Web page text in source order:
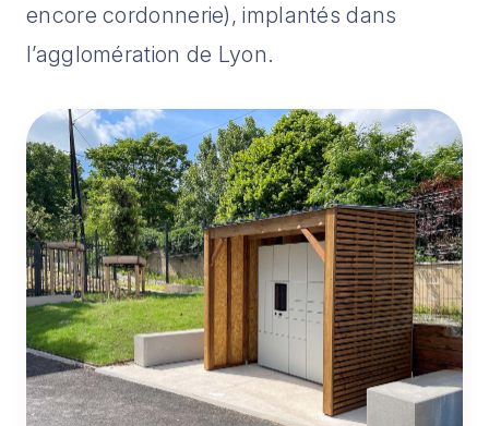
encore cordonnerie), implantés dans
l’agglomération de Lyon.